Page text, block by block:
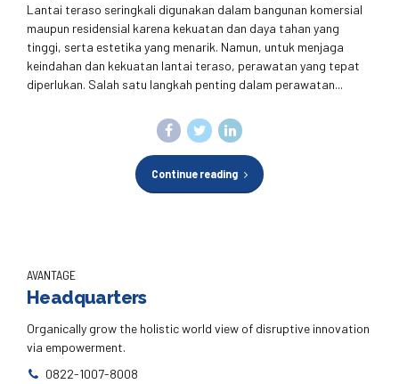
Lantai teraso seringkali digunakan dalam bangunan komersial
maupun residensial karena kekuatan dan daya tahan yang
tinggi, serta estetika yang menarik. Namun, untuk menjaga
keindahan dan kekuatan lantai teraso, perawatan yang tepat
diperlukan. Salah satu langkah penting dalam perawatan...
Continue reading
AVANTAGE
Headquarters
Organically grow the holistic world view of disruptive innovation
via empowerment.
0822-1007-8008